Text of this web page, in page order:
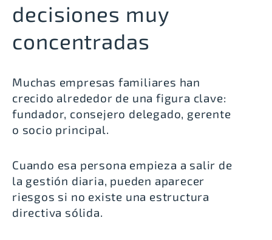
decisiones muy
concentradas
Muchas empresas familiares han
crecido alrededor de una figura clave:
fundador, consejero delegado, gerente
o socio principal.
Cuando esa persona empieza a salir de
la gestión diaria, pueden aparecer
riesgos si no existe una estructura
directiva sólida.